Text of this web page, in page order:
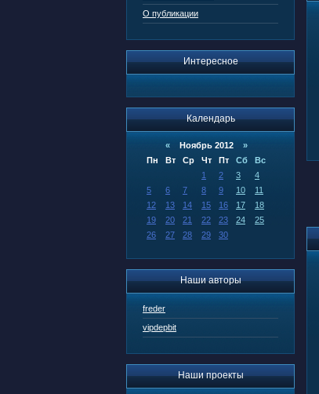
О публикации
Интересное
Календарь
«Ноябрь 2012 »
Пн
Вт Ср Чт Пт Сб
Вс
1
2 3
4
5
6 7 8 9 10
11
12
13 14 15 16 17
18
19
20 21 22 23 24
25
26
27 28 29 30
Наши авторы
freder
vipdepbit
Наши проекты